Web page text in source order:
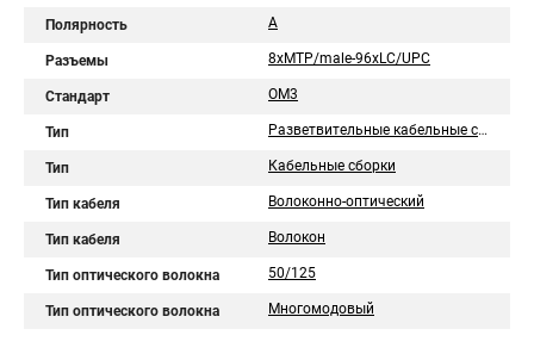
Полярность А
Разъемы 8хMTP/male-96хLC/UPC
Стандарт OM3
Тип Разветвительные кабельные сборки
Тип Кабельные сборки
Тип кабеля Волоконно-оптический
Тип кабеля Волокон
Тип оптического волокна 50/125
Тип оптического волокна Многомодовый